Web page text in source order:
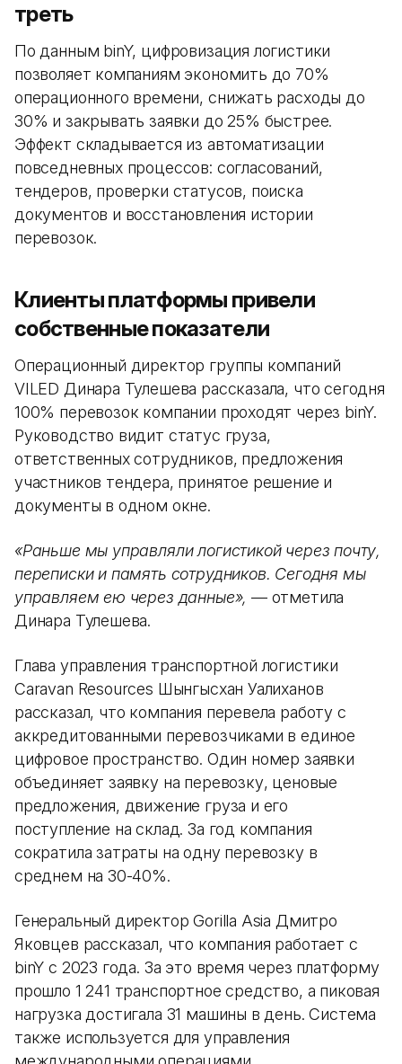
треть
По данным binY, цифровизация логистики
позволяет компаниям экономить до 70%
операционного времени, снижать расходы до
30% и закрывать заявки до 25% быстрее.
Эффект складывается из автоматизации
повседневных процессов: согласований,
тендеров, проверки статусов, поиска
документов и восстановления истории
перевозок.
Клиенты платформы привели
собственные показатели
Операционный директор группы компаний
VILED Динара Тулешева рассказала, что сегодня
100% перевозок компании проходят через binY.
Руководство видит статус груза,
ответственных сотрудников, предложения
участников тендера, принятое решение и
документы в одном окне.
«Раньше мы управляли логистикой через почту,
переписки и память сотрудников. Сегодня мы
управляем ею через данные», — отметила
Динара Тулешева.
Глава управления транспортной логистики
Caravan Resources Шынгысхан Уалиханов
рассказал, что компания перевела работу с
аккредитованными перевозчиками в единое
цифровое пространство. Один номер заявки
объединяет заявку на перевозку, ценовые
предложения, движение груза и его
поступление на склад. За год компания
сократила затраты на одну перевозку в
среднем на 30-40%.
Генеральный директор Gorilla Asia Дмитро
Яковцев рассказал, что компания работает с
binY с 2023 года. За это время через платформу
прошло 1 241 транспортное средство, а пиковая
нагрузка достигала 31 машины в день. Система
также используется для управления